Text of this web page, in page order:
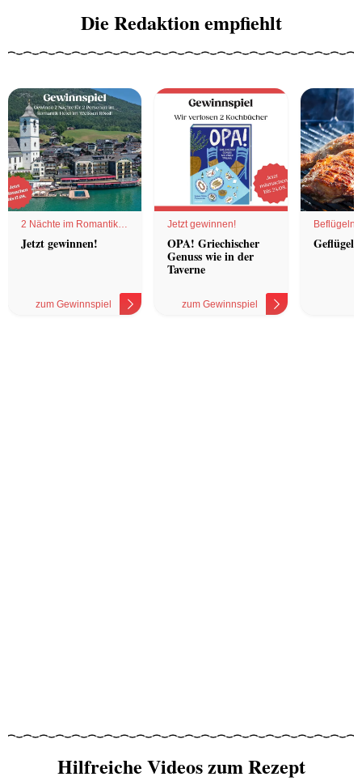
Die Redaktion empfiehlt
2 Nächte im Romantik
Jetzt gewinnen!
zum Gewinnspiel
Jetzt gewinnen!
OPA! Griechischer
Genuss wie in der
Taverne
zum Gewinnspiel
Geflügel
Hilfreiche Videos zum Rezept